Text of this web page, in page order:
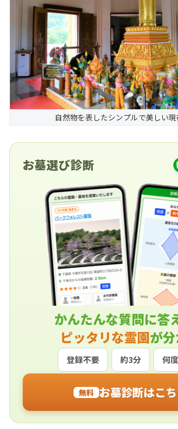
自然物を表したシンプルで美しい
お墓選び診断
かんたんな質問に答
ピッタリな霊園が
登録不要 約3分 何
無料 お墓診断はこ